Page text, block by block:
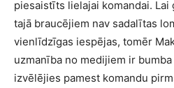
piesaistīts lielajai komandai. Lai
tajā braucējiem nav sadalītas
vienlīdzīgas iespējas, tomēr
uzmanība no medijiem ir
izvēlējies pamest komandu